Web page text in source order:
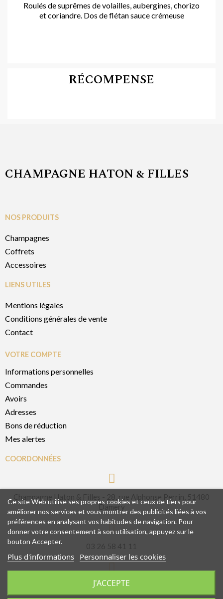
Roulés de suprêmes de volailles, aubergines, chorizo
et coriandre. Dos de flétan sauce crémeuse
RÉCOMPENSE
CHAMPAGNE HATON & FILLES
NOS PRODUITS
Champagnes
Coffrets
Accessoires
LIENS UTILES
Mentions légales
Conditions générales de vente
Contact
VOTRE COMPTE
Informations personnelles
Commandes
Avoirs
Adresses
Bons de réduction
Mes alertes
COORDONNÉES
Champagne Haton & Filles - 28, rue Alphonse Perrin, 51480
Damery
03 26 58 41 11
contact@champagnehatonetfilles.fr
Ce site Web utilise ses propres cookies et ceux de tiers pour
améliorer nos services et vous montrer des publicités liées à vos
préférences en analysant vos habitudes de navigation. Pour
donner votre consentement à son utilisation, appuyez sur le
bouton Accepter.
Plus d'informations Personnaliser les cookies
J'ACCEPTE